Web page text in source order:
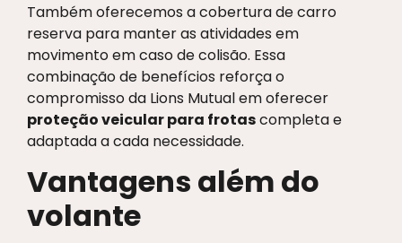
Também oferecemos a cobertura de carro
reserva para manter as atividades em
movimento em caso de colisão. Essa
combinação de benefícios reforça o
compromisso da Lions Mutual em oferecer
proteção veicular para frotascompleta e
adaptada a cada necessidade.
Vantagens além do
volante